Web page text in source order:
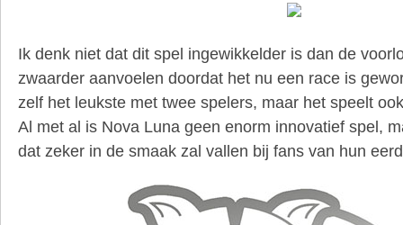
Ik denk niet dat dit spel ingewikkelder is dan de
zwaarder aanvoelen doordat het nu een race is
zelf het leukste met twee spelers, maar het speelt
Al met al is Nova Luna geen enorm innovatief spel,
dat zeker in de smaak zal vallen bij fans van hun